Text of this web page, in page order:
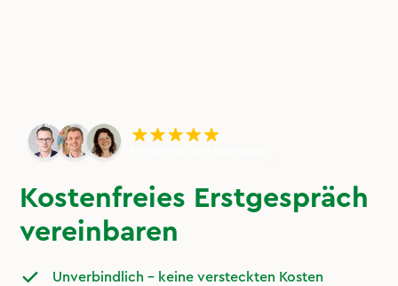
Kostenfreies Erstgespräch
vereinbaren
Unverbindlich – keine versteckten Kosten